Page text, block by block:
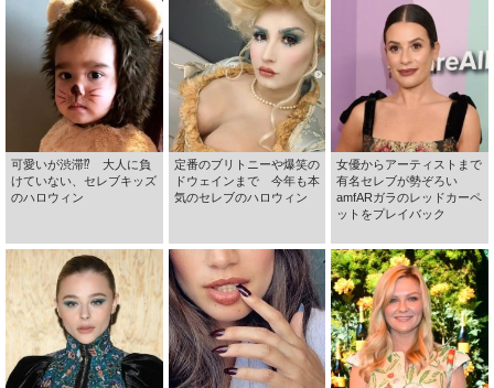
可愛いが渋滞⁉ 大人に負
けていない、セレブキッズ
のハロウィン
定番のブリトニーや爆笑の
ドウェインまで 今年も本
気のセレブのハロウィン
女優からアーティストまで
有名セレブが勢ぞろい
amfARガラのレッドカーペ
ットをプレイバック